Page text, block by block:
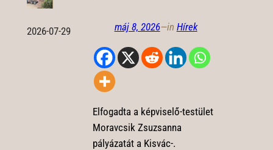
2026-07-29 máj 8, 2026—in Hírek
Elfogadta a képviselő-testület
Moravcsik Zsuzsanna
pályázatát a Kisvác-.